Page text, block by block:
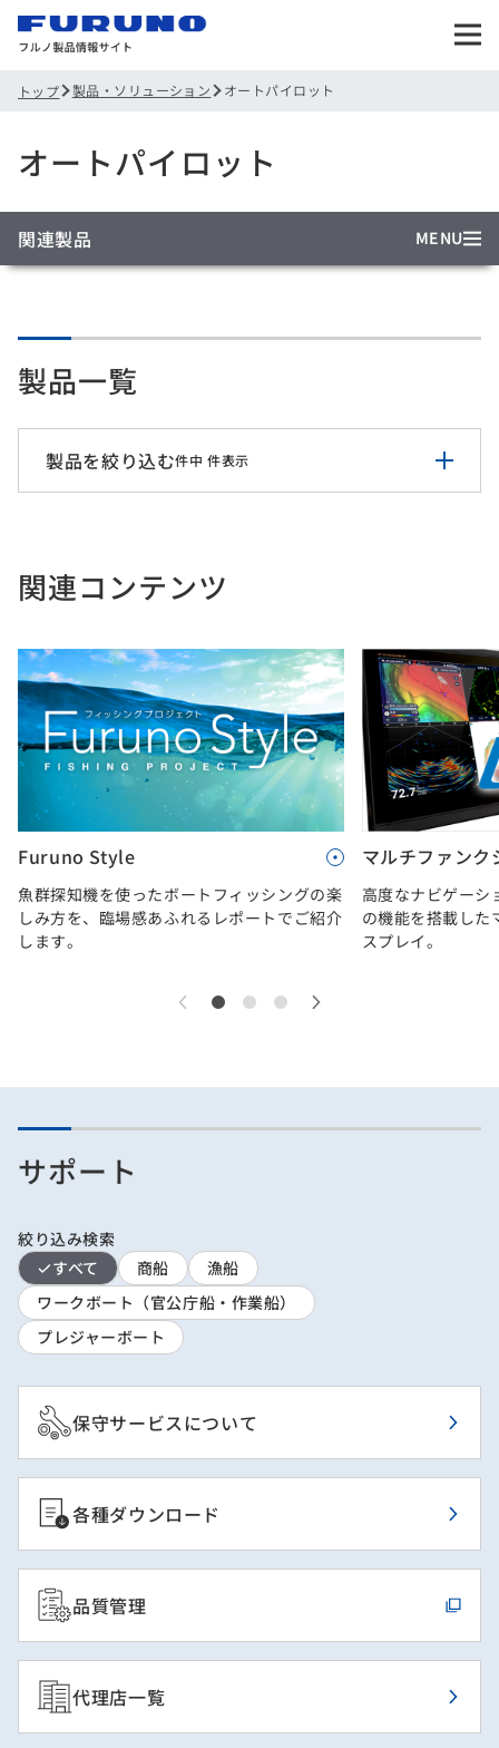
トップ 製品・ソリューション オートパイロット
オートパイロット
関連製品 MENU
製品一覧
製品を絞り込む件中 件表示
関連コンテンツ
Furuno Style
魚群探知機を使ったボートフィッシングの楽
しみ方を、臨場感あふれるレポートでご紹介
します。
マルチファン
高度なナビゲーシ
の機能を搭載した
スプレイ。
サポート
絞り込み検索
すべて
商船
漁船
ワークボート（官公庁船・作業船）
プレジャーボート
保守サービスについて
各種ダウンロード
品質管理
代理店一覧